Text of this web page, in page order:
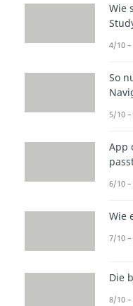
Wie
4/10
So
5/10
App
6/10
Wie
7/10
Die
8/10 –